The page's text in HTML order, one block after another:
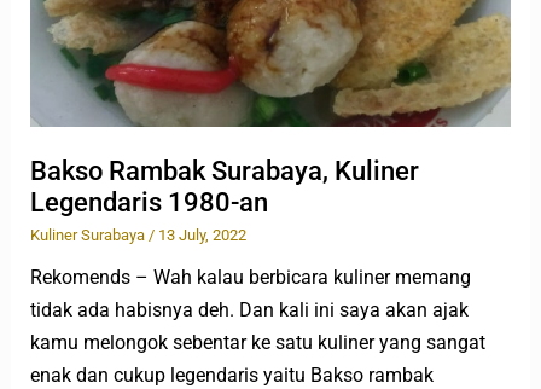
Bakso Rambak Surabaya, Kuliner
Legendaris 1980-an
Kuliner Surabaya / 13 July, 2022
Rekomends – Wah kalau berbicara kuliner memang
tidak ada habisnya deh. Dan kali ini saya akan ajak
kamu melongok sebentar ke satu kuliner yang sangat
enak dan cukup legendaris yaitu Bakso rambak